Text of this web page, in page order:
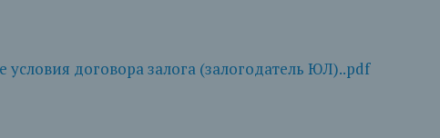
договора залога (залогодатель ЮЛ)..pdf